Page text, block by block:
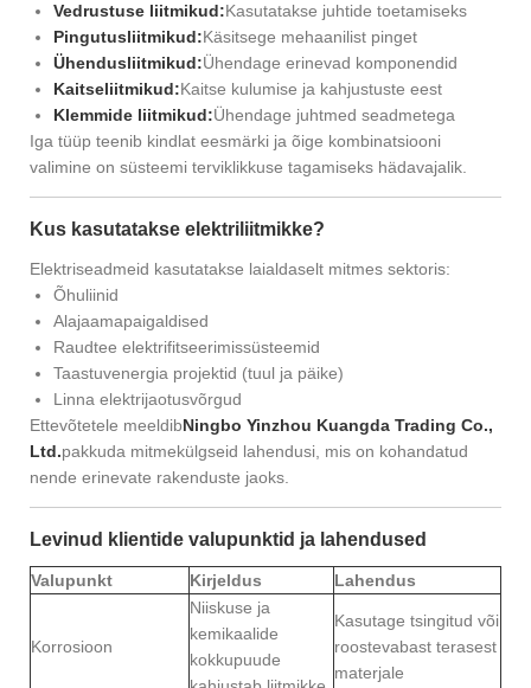
Vedrustuse liitmikud:Kasutatakse juhtide toetamiseks
Pingutusliitmikud:Käsitsege mehaanilist pinget
Ühendusliitmikud:Ühendage erinevad komponendid
Kaitseliitmikud:Kaitse kulumise ja kahjustuste eest
Klemmide liitmikud:Ühendage juhtmed seadmetega
Iga tüüp teenib kindlat eesmärki ja õige kombinatsiooni
valimine on süsteemi terviklikkuse tagamiseks hädavajalik.
Kus kasutatakse elektriliitmikke?
Elektriseadmeid kasutatakse laialdaselt mitmes sektoris:
Õhuliinid
Alajaamapaigaldised
Raudtee elektrifitseerimissüsteemid
Taastuvenergia projektid (tuul ja päike)
Linna elektrijaotusvõrgud
Ettevõtetele meeldibNingbo Yinzhou Kuangda Trading Co.,
Ltd.pakkuda mitmekülgseid lahendusi, mis on kohandatud
nende erinevate rakenduste jaoks.
Levinud klientide valupunktid ja lahendused
Valupunkt Kirjeldus Lahendus
Korrosioon
Niiskuse ja
kemikaalide
kokkupuude
Kasutage tsingitud või
roostevabast terasest
materjale